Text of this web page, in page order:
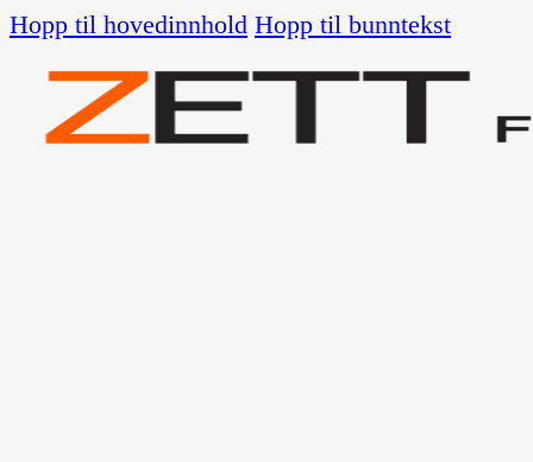
Hopp til hovedinnhold Hopp til bunntekst